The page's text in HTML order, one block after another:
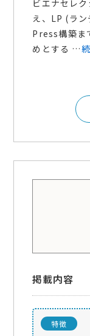
ビエナセレ
え、LP (ラ
Press構築ま
めとする …
掲載内容
特徴